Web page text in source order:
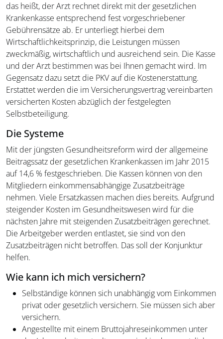
das heißt, der Arzt rechnet direkt mit der gesetzlichen
Krankenkasse entsprechend fest vorgeschriebener
Gebührensätze ab. Er unterliegt hierbei dem
Wirtschaftlichkeitsprinzip, die Leistungen müssen
zweckmäßig, wirtschaftlich und ausreichend sein. Die Kasse
und der Arzt bestimmen was bei Ihnen gemacht wird. Im
Gegensatz dazu setzt die PKV auf die Kostenerstattung.
Erstattet werden die im Versicherungsvertrag vereinbarten
versicherten Kosten abzüglich der festgelegten
Selbstbeteiligung.
Die Systeme
Mit der jüngsten Gesundheitsreform wird der allgemeine
Beitragssatz der gesetzlichen Krankenkassen im Jahr 2015
auf 14,6 % festgeschrieben. Die Kassen können von den
Mitgliedern einkommensabhängige Zusatzbeiträge
nehmen. Viele Ersatzkassen machen dies bereits. Aufgrund
steigender Kosten im Gesundheitswesen wird für die
nächsten Jahre mit steigenden Zusatzbeiträgen gerechnet.
Die Arbeitgeber werden entlastet, sie sind von den
Zusatzbeiträgen nicht betroffen. Das soll der Konjunktur
helfen.
Wie kann ich mich versichern?
Selbständige können sich unabhängig vom Einkommen
privat oder gesetzlich versichern. Sie müssen sich aber
versichern.
Angestellte mit einem Bruttojahreseinkommen unter